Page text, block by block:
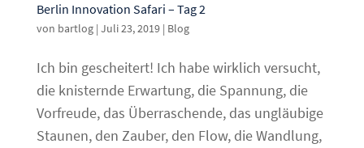
Berlin Innovation Safari – Tag 2
von bartlog| Juli 23, 2019| Blog
Ich bin gescheitert! Ich habe wirklich versucht,
die knisternde Erwartung, die Spannung, die
Vorfreude, das Überraschende, das ungläubige
Staunen, den Zauber, den Flow, die Wandlung,